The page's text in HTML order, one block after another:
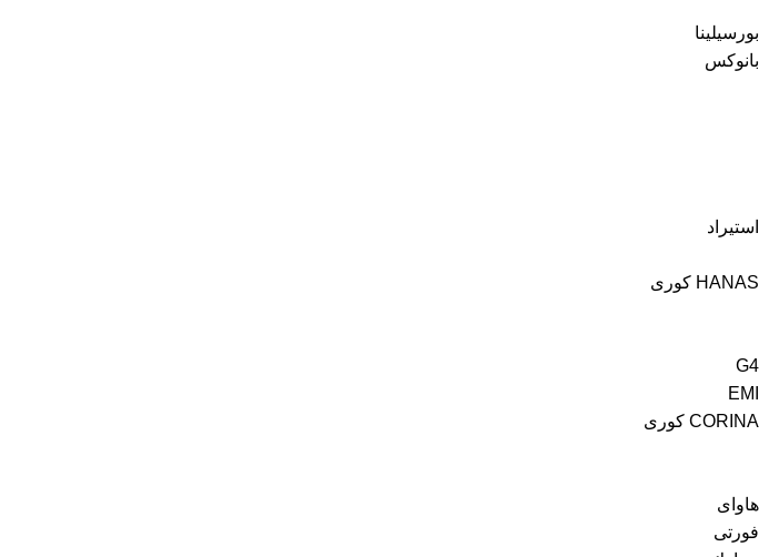
بورسيلينا
بانوكس
استيراد
HANAS كورى
G4
EMI
CORINA كورى
هاواى
فورتى